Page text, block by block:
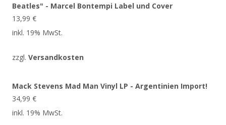
Beatles" - Marcel Bontempi Label und Cover
13,99 €
inkl. 19% MwSt.
zzgl. Versandkosten
Mack Stevens Mad Man Vinyl LP - Argentinien Import!
34,99 €
inkl. 19% MwSt.